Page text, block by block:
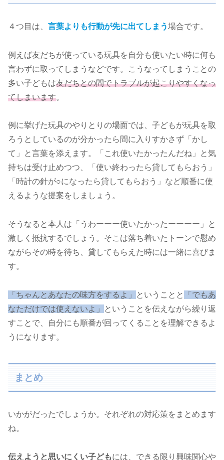
４つ目は、 言葉よりも行動が先に出てしまう場合です。
例えば友だちが使っている玩具を自分も使いたい時に何も
言わずに取ってしまうなどです。こうなってしまうことの
多い子どもは友だちとの間でトラブルが起こりやすくなっ
てしまいます。
例に挙げた玩具のやりとりの場面では、子どもが玩具を取
ろうとしているのが分かったら間に入りすかさず「かし
て」と言葉を添えます。「これ使いたかったんだね」と気
持ちは受け止めつつ、「使い終わったら貸してもらおう」
「時計の針が○になったら貸してもらおう」など順番に使
えるような提案をしましょう。
そうなると本人は「うわーーー使いたかったーーーー」と
激しく抵抗するでしょう。そこは落ち着いたトーンで慰め
ながらその時を待ち、貸してもらえた時には一緒に喜びま
す。
「ちゃんとあなたの味方をするよ」 ということと
「でもあ
なただけでは使えないよ」
ということを伝えながら繰り返
すことで、自分にも順番が回ってくることを理解できるよ
うになります。
まとめ
いかがだったでしょうか。それぞれの対応策をまとめます
ね。
伝えようと思いにくい子どもには、できる限り興味関心や